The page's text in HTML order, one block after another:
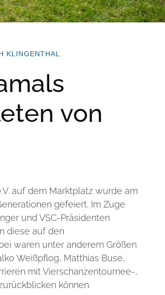
KLINGENTHAL
von
auf dem Marktplatz wurde am
gefeiert. Im Zuge
und VSC-Präsidenten
diese auf den
waren unter anderem Größen
Weißpflog, Matthias Buse,
mit Vierschanzentournee-,
können.